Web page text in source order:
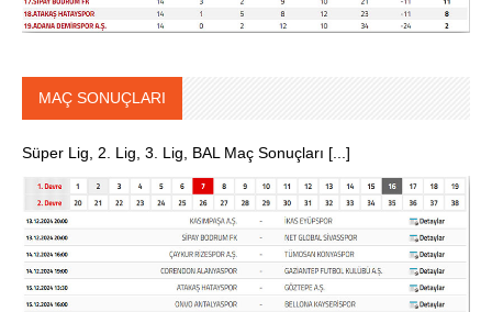
MAÇ SONUÇLARI
Süper Lig, 2. Lig, 3. Lig, BAL Maç Sonuçları [...]